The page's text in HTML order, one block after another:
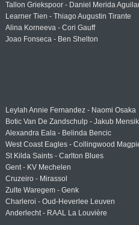
Tallon Griekspoor - Daniel Merida
Learner Tien - Thiago Augustin Tirante
Alina Korneeva - Cori Gauff
Joao Fonseca - Ben Shelton
Leylah Annie Fernandez - Naomi Osaka
Botic Van De Zandschulp - Jakub Mensik
Alexandra Eala - Belinda Bencic
West Coast Eagles - Collingwood
St Kilda Saints - Carlton Blues
Gent - KV Mechelen
Cruzeiro - Mirassol
Zulte Waregem - Genk
Charleroi - Oud-Heverlee Leuven
Anderlecht - RAAL La Louvière